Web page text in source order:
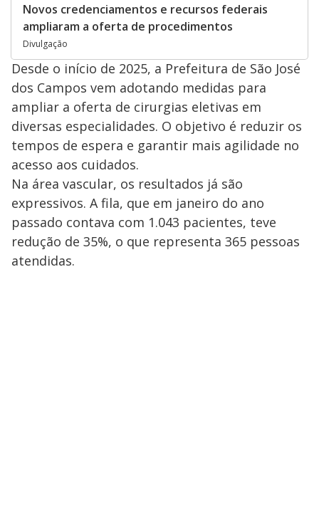
Novos credenciamentos e recursos federais
ampliaram a oferta de procedimentos
Divulgação
Desde o início de 2025, a Prefeitura de São José
dos Campos vem adotando medidas para
ampliar a oferta de cirurgias eletivas em
diversas especialidades. O objetivo é reduzir os
tempos de espera e garantir mais agilidade no
acesso aos cuidados.
Na área vascular, os resultados já são
expressivos. A fila, que em janeiro do ano
passado contava com 1.043 pacientes, teve
redução de 35%, o que representa 365 pessoas
atendidas.